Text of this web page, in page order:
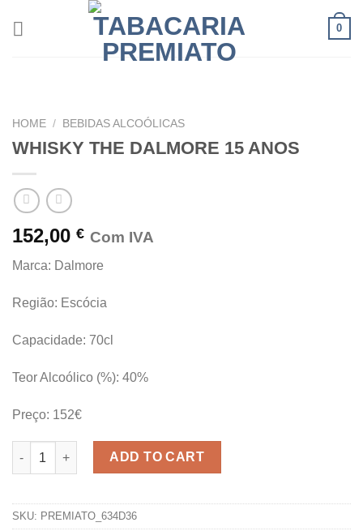
0
HOME / BEBIDAS ALCOÓLICAS
WHISKY THE DALMORE 15 ANOS
152,00 € Com IVA
Marca: Dalmore
Região: Escócia
Capacidade: 70cl
Teor Alcoólico (%): 40%
Preço: 152€
WHISKY THE DALMORE 15 ANOS quantity
ADD TO CART
SKU: PREMIATO_634D36